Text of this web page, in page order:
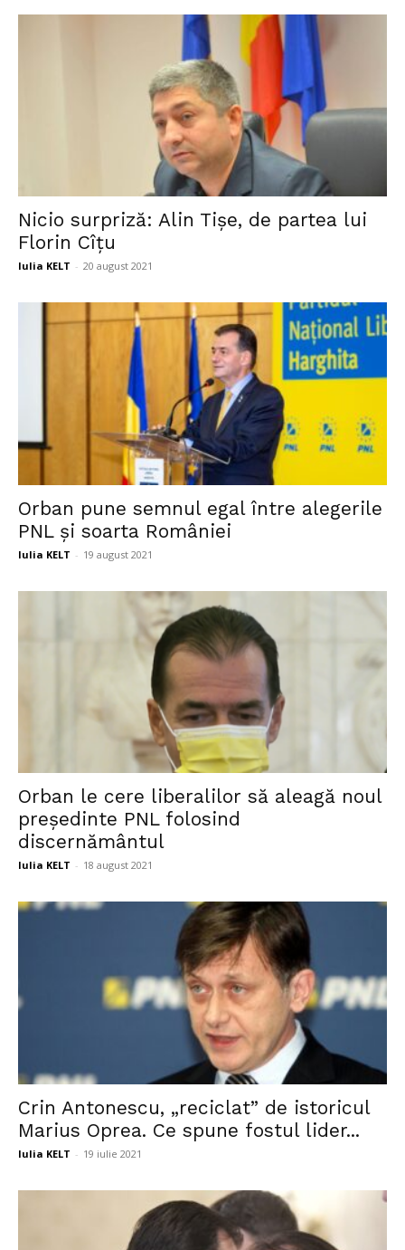
Nicio surpriză: Alin Tișe, de partea lui
Florin Cîțu
Iulia KELT - 20 august 2021
Orban pune semnul egal între alegerile
PNL și soarta României
Iulia KELT - 19 august 2021
Orban le cere liberalilor să aleagă noul
președinte PNL folosind
discernământul
Iulia KELT - 18 august 2021
Crin Antonescu, „reciclat” de istoricul
Marius Oprea. Ce spune fostul lider...
Iulia KELT - 19 iulie 2021